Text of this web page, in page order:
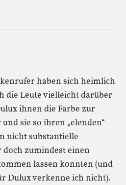
haben sich heimlich
die Leute vielleicht darüber
ihnen die Farbe zur
sie so ihren „elenden“
nicht substantielle
doch zumindest einen
lassen konnten (und
Dulux verkenne ich nicht).